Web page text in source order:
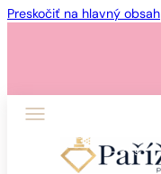
Preskočiť na hlavný obsah
1 - 3 ks.